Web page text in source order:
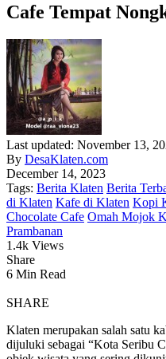
Cafe Tempat
Last updated: November 13,
By DesaKlaten.com
December 14, 2023
Tags: Berita Klaten Berita
di Klaten Kafe di Klaten Kopi
Chocolate Cafe Omah Mojok
Prambanan
1.4k Views
Share
6 Min Read
SHARE
Klaten merupakan salah satu
dijuluki sebagai “Kota Seribu